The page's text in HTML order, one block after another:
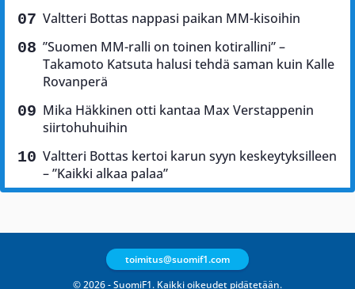
Valtteri Bottas nappasi paikan MM-kisoihin
”Suomen MM-ralli on toinen kotirallini” –
Takamoto Katsuta halusi tehdä saman kuin Kalle
Rovanperä
Mika Häkkinen otti kantaa Max Verstappenin
siirtohuhuihin
Valtteri Bottas kertoi karun syyn keskeytyksilleen
– ”Kaikki alkaa palaa”
© 2026 - SuomiF1. Kaikki oikeudet pidätetään.
toimitus@suomif1.com